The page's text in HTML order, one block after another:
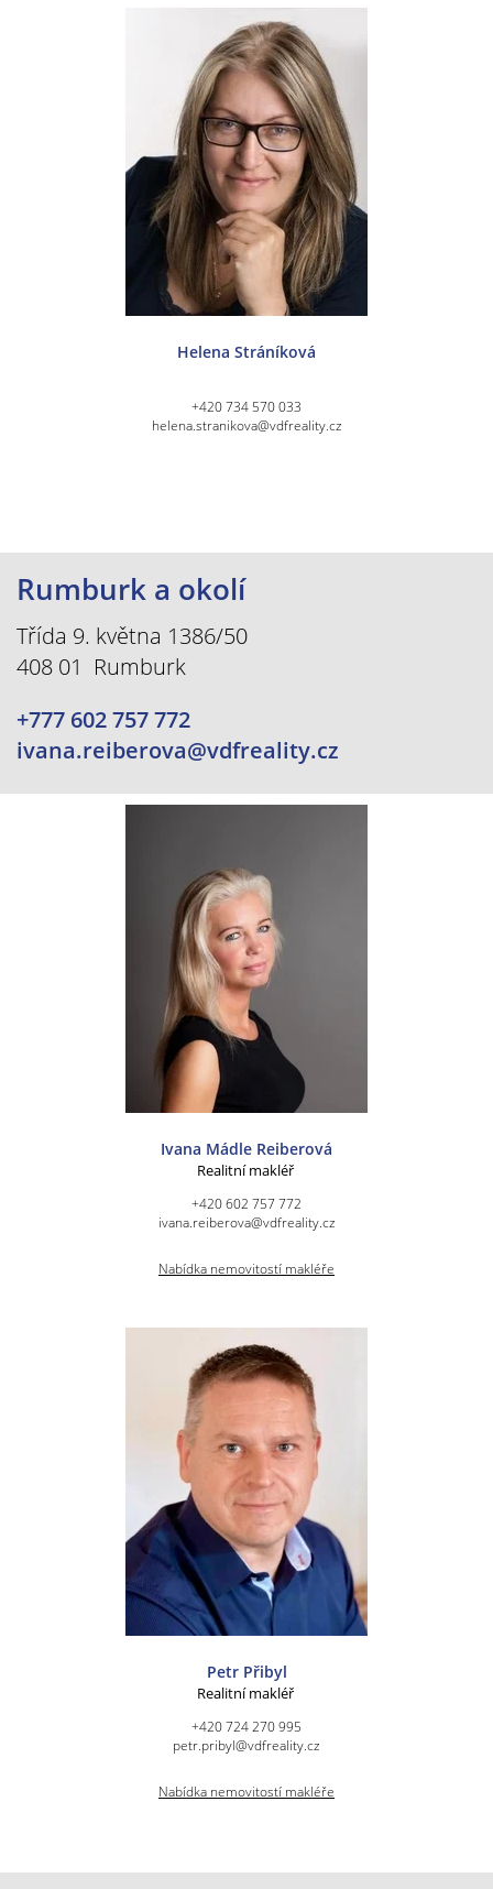
Helena Stráníková
+420 734 570 033
helena.stranikova@vdfreality.cz
Rumburk a okolí
Třída 9. května 1386/50
408 01 Rumburk
+777 602 757 772
ivana.reiberova@vdfreality.cz
Ivana Mádle Reiberová
Realitní makléř
+420 602 757 772
ivana.reiberova@vdfreality.cz
Nabídka nemovitostí makléře
Petr Přibyl
Realitní makléř
+420 724 270 995
petr.pribyl@vdfreality.cz
Nabídka nemovitostí makléře